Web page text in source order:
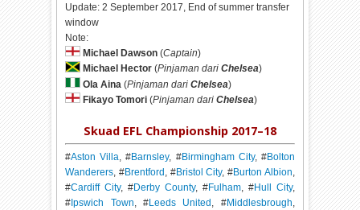
Update:2 September 2017, End of summer transfer
window
Note:
Michael Dawson (Captain)
Michael Hector (Pinjaman dariChelsea)
Ola Aina (Pinjaman dariChelsea)
Fikayo Tomori (Pinjaman dariChelsea)
Skuad EFL Championship 2017–18
#Aston Villa, #Barnsley, #Birmingham City, #Bolton
Wanderers, #Brentford , #Bristol City, #Burton Albion,
#Cardiff City, #Derby County, #Fulham, #Hull City,
# Ipswich Town, #Leeds United , #Middlesbrough,